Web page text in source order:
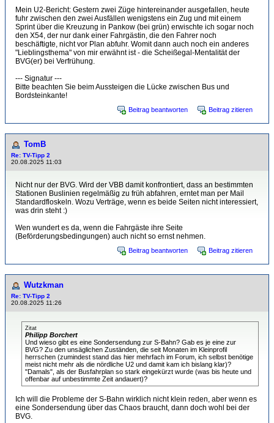
Mein U2-Bericht: Gestern zwei Züge hintereinander ausgefallen, heute
fuhr zwischen den zwei Ausfällen wenigstens ein Zug und mit einem
Sprint über die Kreuzung in Pankow (bei grün) erwischte ich sogar noch
den X54, der nur dank einer Fahrgästin, die den Fahrer noch
beschäftigte, nicht vor Plan abfuhr. Womit dann auch noch ein anderes
"Lieblingsthema" von mir erwähnt ist - die Scheißegal-Mentalität der
BVG(er) bei Verfrühung.
--- Signatur ---
Bitte beachten Sie beim Aussteigen die Lücke zwischen Bus und
Bordsteinkante!
Beitrag beantworten Beitrag zitieren
TomB
Re: TV-Tipp 2
20.08.2025 11:03
Nicht nur der BVG. Wird der VBB damit konfrontiert, dass an bestimmten
Stationen Buslinien regelmäßig zu früh abfahren, erntet man per Mail
Standardfloskeln. Wozu Verträge, wenn es beide Seiten nicht interessiert,
was drin steht :)
Wen wundert es da, wenn die Fahrgäste ihre Seite
(Beförderungsbedingungen) auch nicht so ernst nehmen.
Beitrag beantworten Beitrag zitieren
Wutzkman
Re: TV-Tipp 2
20.08.2025 11:26
Zitat
Philipp Borchert
Und wieso gibt es eine Sondersendung zur S-Bahn? Gab es je eine zur
BVG? Zu den unsäglichen Zuständen, die seit Monaten im Kleinprofil
herrschen (zumindest stand das hier mehrfach im Forum, ich selbst benötige
meist nicht mehr als die nördliche U2 und damit kam ich bislang klar)?
"Damals", als der Busfahrplan so stark eingekürzt wurde (was bis heute und
offenbar auf unbestimmte Zeit andauert)?
Ich will die Probleme der S-Bahn wirklich nicht klein reden, aber wenn es
eine Sondersendung über das Chaos braucht, dann doch wohl bei der
BVG.